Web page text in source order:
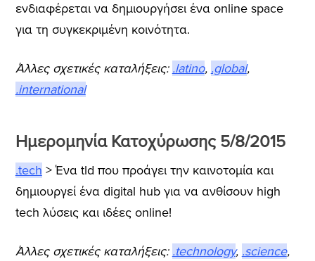
ενδιαφέρεται να δημιουργήσει ένα online space
για τη συγκεκριμένη κοινότητα.
Άλλες σχετικές καταλήξεις: .latino, .global,
.international
Ημερομηνία Κατοχύρωσης 5/8/2015
.tech > Ένα tld που προάγει την καινοτομία και
δημιουργεί ένα digital hub για να ανθίσουν high
tech λύσεις και ιδέες online!
Άλλες σχετικές καταλήξεις: .technology, .science,